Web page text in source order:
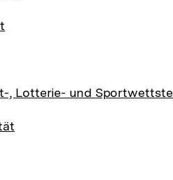
, Lotterie- und